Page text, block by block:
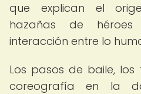
que explican el
hazañas de
interacción entre lo
Los pasos de baile,
coreografía en la